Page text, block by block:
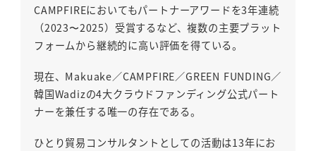
CAMPFIREにおいてもパートナーアワードを3年連続
（2023〜2025）受賞するなど、複数の主要プラット
フォームから継続的に高い評価を得ている。
現在、Makuake／CAMPFIRE／GREEN FUNDING／
韓国Wadizの4大クラウドファンディング公式パート
ナーを兼任する唯一の存在である。
ひとり貿易コンサルタントとしての活動は13年にお